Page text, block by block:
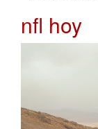
nfl hoy